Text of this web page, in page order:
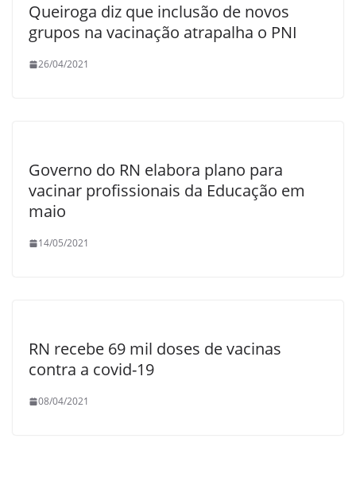
Queiroga diz que inclusão de novos
grupos na vacinação atrapalha o PNI
26/04/2021
Governo do RN elabora plano para
vacinar profissionais da Educação em
maio
14/05/2021
RN recebe 69 mil doses de vacinas
contra a covid-19
08/04/2021